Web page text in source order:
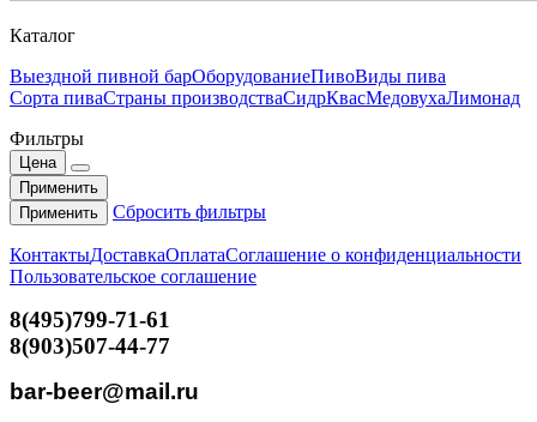
Каталог
Выездной пивной барОборудованиеПивоВиды пива
Сорта пиваСтраны производстваСидрКвасМедовухаЛимонад
Фильтры
Цена
Применить
Применить
Сбросить фильтры
КонтактыДоставкаОплатаСоглашение о конфиденциальности
Пользовательское соглашение
8(495)799-71-61
8(903)507-44-77
bar-beer@mail.ru